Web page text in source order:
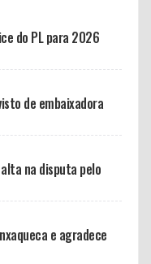
do PL para 2026
de embaixadora
na disputa pelo
e agradece